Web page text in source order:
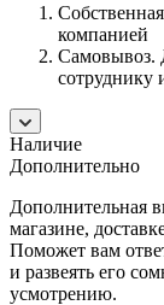
компанией
Самовывоз.
сотруднику
Наличие
Дополнительно
Дополнительная
магазине,
Поможет вам
и развеять его
усмотрению.